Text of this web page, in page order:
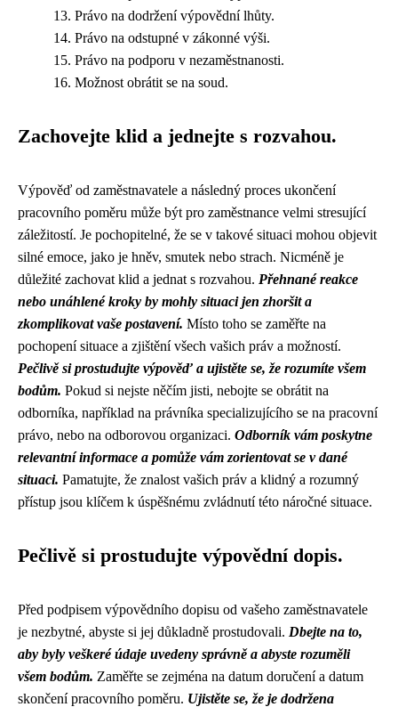
Právo na dodržení výpovědní lhůty.
Právo na odstupné v zákonné výši.
Právo na podporu v nezaměstnanosti.
Možnost obrátit se na soud.
Zachovejte klid a jednejte s rozvahou.
Výpověď od zaměstnavatele a následný proces ukončení
pracovního poměru může být pro zaměstnance velmi stresující
záležitostí. Je pochopitelné, že se v takové situaci mohou objevit
silné emoce, jako je hněv, smutek nebo strach. Nicméně je
důležité zachovat klid a jednat s rozvahou. Přehnané reakce
nebo unáhlené kroky by mohly situaci jen zhoršit a
zkomplikovat vaše postavení. Místo toho se zaměřte na
pochopení situace a zjištění všech vašich práv a možností.
Pečlivě si prostudujte výpověď a ujistěte se, že rozumíte všem
bodům. Pokud si nejste něčím jisti, nebojte se obrátit na
odborníka, například na právníka specializujícího se na pracovní
právo, nebo na odborovou organizaci. Odborník vám poskytne
relevantní informace a pomůže vám zorientovat se v dané
situaci. Pamatujte, že znalost vašich práv a klidný a rozumný
přístup jsou klíčem k úspěšnému zvládnutí této náročné situace.
Pečlivě si prostudujte výpovědní dopis.
Před podpisem výpovědního dopisu od vašeho zaměstnavatele
je nezbytné, abyste si jej důkladně prostudovali. Dbejte na to,
aby byly veškeré údaje uvedeny správně a abyste rozuměli
všem bodům. Zaměřte se zejména na datum doručení a datum
skončení pracovního poměru. Ujistěte se, že je dodržena